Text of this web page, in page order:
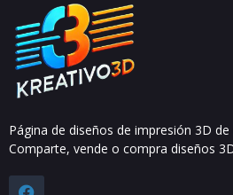
Página de diseños de impresión 3D
Comparte, vende o compra diseños